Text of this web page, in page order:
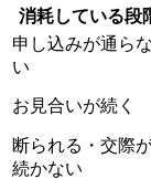
消耗している段
申し込みが通らな
い
お見合いが続く
断られる・交際
続かない